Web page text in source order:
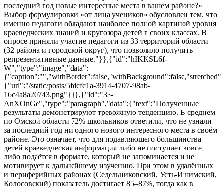
последний год новые интересные места в вашем районе?»
Выбор формулировки «от лица учеников» обусловлен тем, что
именно педагоги обладают наиболее полной картиной уровня
краеведческих знаний и кругозора детей в своих классах. В
опросе приняли участие педагоги из 33 территорий области
(32 района и городской округ), что позволило получить
репрезентативные данные."}},{"id":"hIKKSL6f-
W","type":"image","data":
{"url":"/static/posts/5fdcfc1a-3914-4707-98ab-
16c4a8a20743.png"}}},{"id":"33-
AnXOnGe","type":"paragraph","data":{"text":"Полученные
результаты демонстрируют тревожную тенденцию. В среднем
по Омской области 72% школьников ответили, что не узнали
за последний год ни одного нового интересного места в своём
районе. Это означает, что для подавляющего большинства
детей краеведческая информация либо не поступает вовсе,
либо подаётся в формате, который не запоминается и не
мотивирует к дальнейшему изучению. При этом в удалённых
и периферийных районах (Седельниковский, Усть-Ишимский,
Колосовский) показатель достигает 85–87%, тогда как в